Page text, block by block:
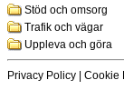
Stöd och omsorg
Trafik och vägar
Uppleva och göra
Privacy Policy | Cookie